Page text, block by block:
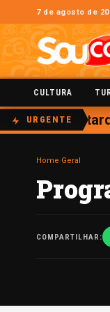
7 de agosto de
CULTURA
URGENTE
aberta na
Home Geral
COMPARTILHAR: